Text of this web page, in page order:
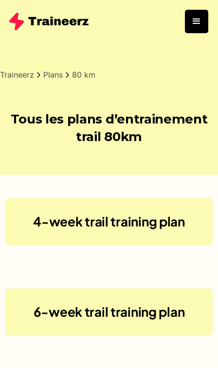
Traineerz Plans 80 km
Tous les plans d’entrainement
trail 80km
4-week trail training plan
6-week trail training plan